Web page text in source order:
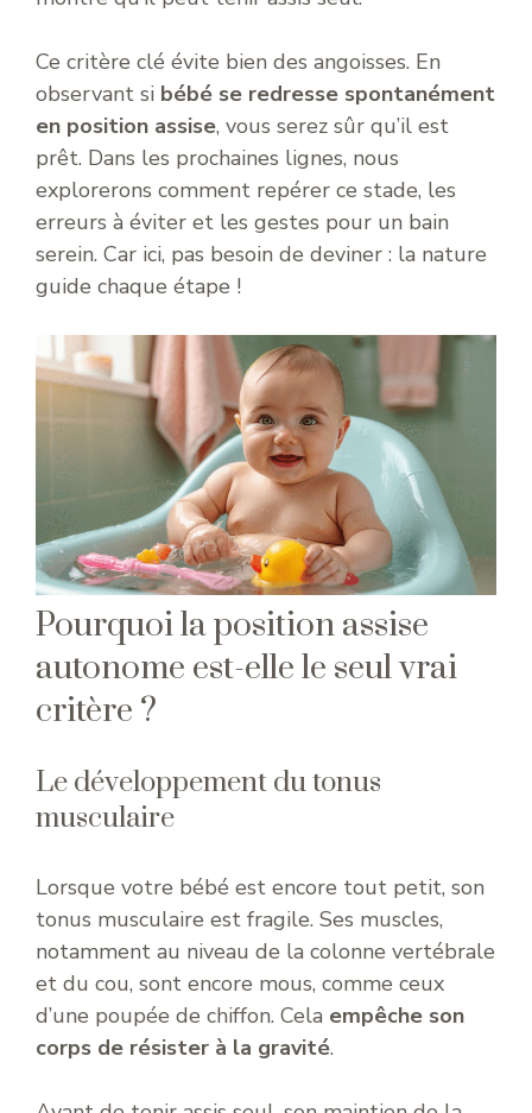
Ce critère clé évite bien des angoisses. En
observant si bébé se redresse spontanément
en position assise, vous serez sûr qu’il est
prêt. Dans les prochaines lignes, nous
explorerons comment repérer ce stade, les
erreurs à éviter et les gestes pour un bain
serein. Car ici, pas besoin de deviner : la nature
guide chaque étape !
Pourquoi la position assise
autonome est-elle le seul vrai
critère ?
Le développement du tonus
musculaire
Lorsque votre bébé est encore tout petit, son
tonus musculaire est fragile. Ses muscles,
notamment au niveau de la colonne vertébrale
et du cou, sont encore mous, comme ceux
d’une poupée de chiffon. Cela empêche son
corps de résister à la gravité.